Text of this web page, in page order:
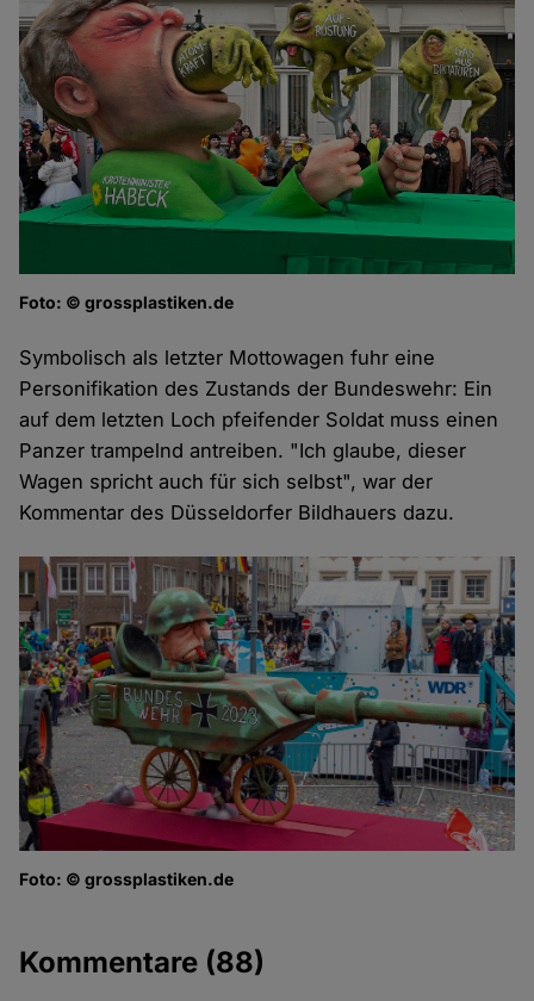
Foto: © grossplastiken.de
Symbolisch als letzter Mottowagen fuhr eine
Personifikation des Zustands der Bundeswehr: Ein
auf dem letzten Loch pfeifender Soldat muss einen
Panzer trampelnd antreiben. "Ich glaube, dieser
Wagen spricht auch für sich selbst", war der
Kommentar des Düsseldorfer Bildhauers dazu.
Foto: © grossplastiken.de
Kommentare (88)